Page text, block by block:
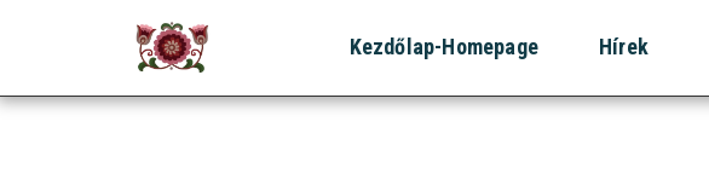
Kezdőlap-Homepage Hírek